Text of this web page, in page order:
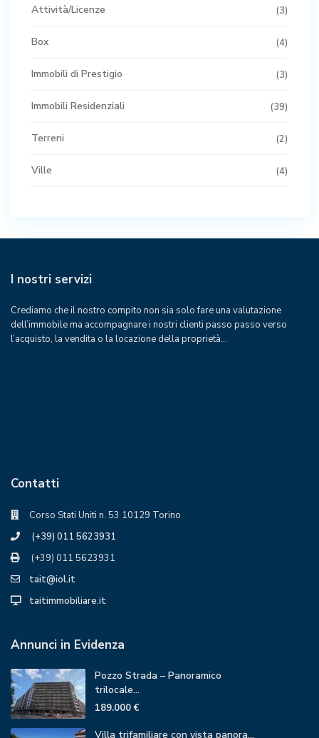
Attività/Licenze (3)
Box (4)
Immobili di Prestigio (3)
Immobili Residenziali (39)
Terreni (2)
Ville (4)
I nostri servizi
Crediamo che il nostro compito non sia solo fare una valutazione
dell’immobile ma accompagnare i nostri clienti passo passo verso
l’acquisto, la vendita o la locazione della proprietà…
Contatti
Corso Stati Uniti n. 53 10129 Torino
(+39) 011 5623931
(+39) 011 5623931
tait@iol.it
taitimmobiliare.it
Annunci in Evidenza
Pozzo Strada – Panoramico
trilocale...
189.000 €
Villa trifamiliare con vista panora...